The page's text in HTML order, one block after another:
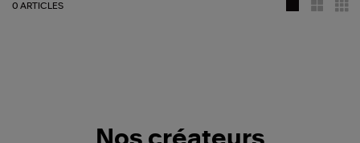
0 ARTICLES